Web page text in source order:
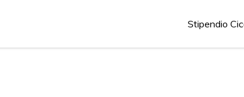
Stipendio